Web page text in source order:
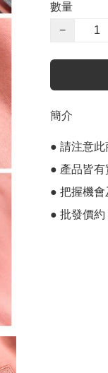
數量
−
簡介
● 請注意
● 產品皆
● 把握機